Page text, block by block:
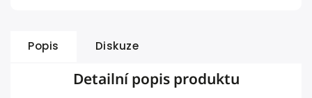
Popis Diskuze
Detailní popis produktu